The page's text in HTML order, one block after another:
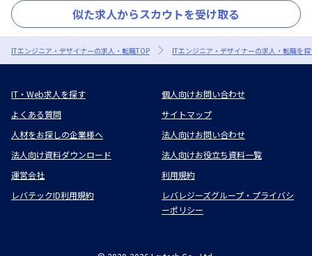
似た求人からスカウトを受け取る
ITエンジニア・デザイナーの求人・転職TOP ITエンジニア・デザイナーの求人・転職を
IT・Web求人を探す
個人向けお問い合わせ
よくある質問
サイトマップ
人材をお探しの企業様へ
法人向けお問い合わせ
法人向け資料ダウンロード
法人向けお役立ち資料一覧
運営会社
利用規約
レバテックID利用規約
レバレジーズグループ・プライバシ
ーポリシー